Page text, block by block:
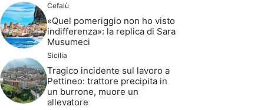
Cefalù
«Quel pomeriggio non ho visto
indifferenza»: la replica di Sara
Musumeci
Sicilia
Tragico incidente sul lavoro a
Pettineo: trattore precipita in
un burrone, muore un
allevatore